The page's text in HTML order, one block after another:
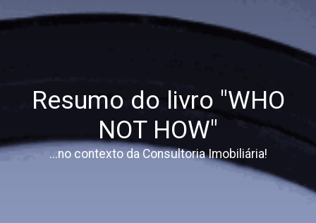
Resumo do livro "WHO
NOT HOW"
...no contexto da Consultoria Imobiliária!